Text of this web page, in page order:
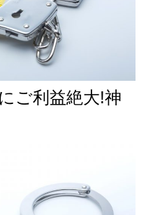
ご利益絶大!神